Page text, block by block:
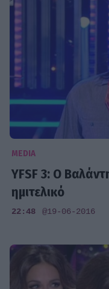
MEDIA
YFSF 3: Ο
ημιτελικό
22:48 @19-06-2016